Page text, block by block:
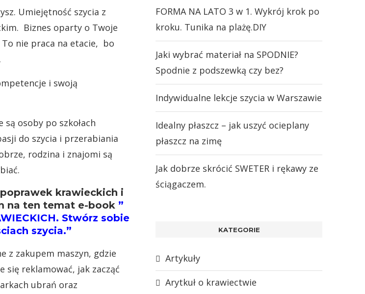
Umiejętność szycia z
Biznes oparty o Twoje
nie praca na etacie, bo
i swoją
osoby po szkołach
do szycia i przerabiania
rodzina i znajomi są
krawieckich i
na ten temat e-book ”
Stwórz sobie
szycia.”
z zakupem maszyn, gdzie
się reklamować, jak zacząć
ubrań oraz
FORMA NA LATO 3 w 1. Wykrój krok po
kroku. Tunika na plażę.DIY
Jaki wybrać materiał na SPODNIE?
Spodnie z podszewką czy bez?
Indywidualne lekcje szycia w Warszawie
Idealny płaszcz – jak uszyć ocieplany
płaszcz na zimę
Jak dobrze skrócić SWETER i rękawy ze
ściągaczem.
KATEGORIE
Artykuły
Arytkuł o krawiectwie